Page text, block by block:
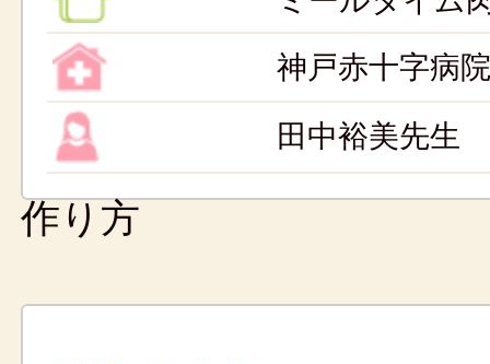
神戸赤十字病
田中裕美先生
作り方